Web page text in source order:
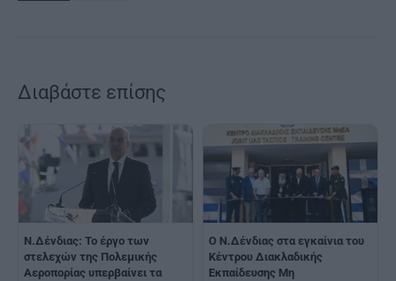
Διαβάστε επίσης
Ν.Δένδιας: Το έργο των
στελεχών της Πολεμικής
Αεροπορίας υπερβαίνει τα
Ο Ν.Δένδιας στα εγκαίνια του
Κέντρου Διακλαδικής
Εκπαίδευσης Μη